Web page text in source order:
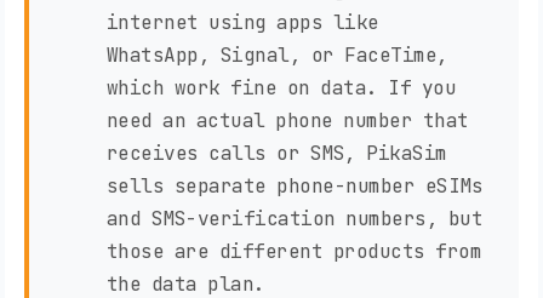
internet using apps like
WhatsApp, Signal, or FaceTime,
which work fine on data. If you
need an actual phone number that
receives calls or SMS, PikaSim
sells separate phone-number eSIMs
and SMS-verification numbers, but
those are different products from
the data plan.